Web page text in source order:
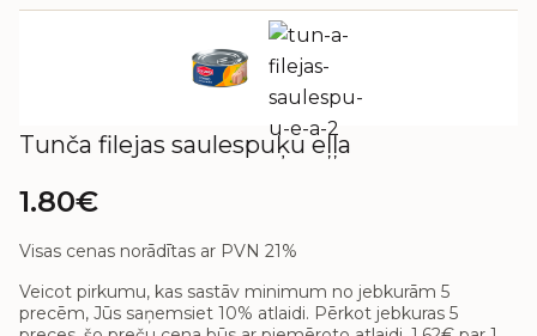
Tunča filejas saulespuķu eļļa
1.80€
Visas cenas norādītas ar PVN 21%
Veicot pirkumu, kas sastāv minimum no jebkurām 5
precēm, Jūs saņemsiet 10% atlaidi. Pērkot jebkuras 5